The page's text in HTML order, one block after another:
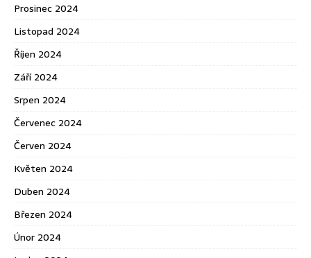
Prosinec 2024
Listopad 2024
Říjen 2024
Září 2024
Srpen 2024
Červenec 2024
Červen 2024
Květen 2024
Duben 2024
Březen 2024
Únor 2024